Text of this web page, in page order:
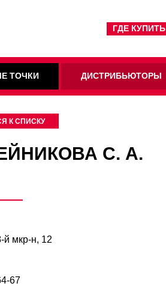
ГДЕ КУПИТЬ
ТОЧКИ ДИСТРИБЬЮТОРЫ
К СПИСКУ
С. А.
й мкр-н, 12
67